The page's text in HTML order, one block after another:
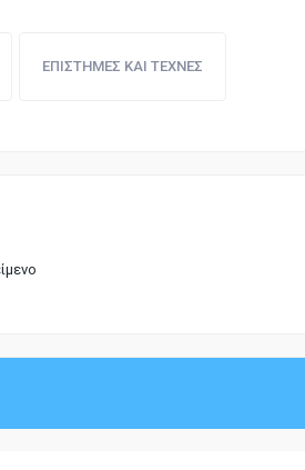
ΕΠΙΣΤΗΜΕΣ ΚΑΙ ΤΕΧΝΕΣ